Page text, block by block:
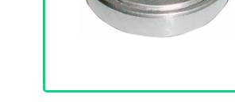
Smart home